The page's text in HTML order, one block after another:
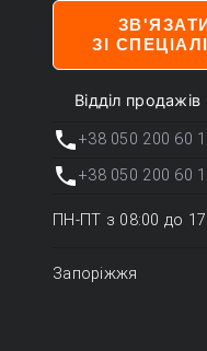
ЗІ
Відділ продажів
+38 050 200 60
+38 050 200 60
ПН-ПТ з 08:00 до
Запоріжжя